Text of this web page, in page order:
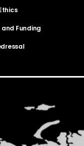
Funding